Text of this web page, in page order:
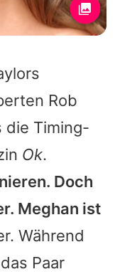
Rob
die Timing-
Ok.
Doch
Meghan ist
Während
Paar